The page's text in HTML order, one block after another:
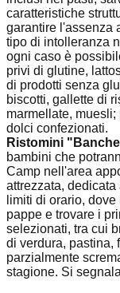
caratteristiche
garantire l'assenza
tipo di intolleranza
ogni caso è
privi di glutine,
di prodotti senza
biscotti, gallette di
marmellate,
dolci confezionati.
Ristomini
bambini che
Camp nell'area
attrezzata,
limiti di orario,
pappe e trovare i
selezionati, tra cui
di verdura, pastina,
parzialmente
stagione. Si